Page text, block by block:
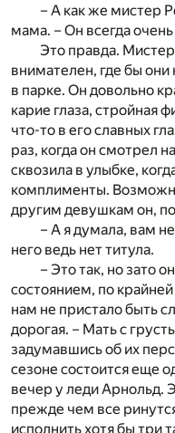
– А как же мистер
мама. – Он всегда
Это правда.
внимателен, где бы они
в парке. Он довольно
карие глаза, стройная
что-то в его славных
раз, когда он смотрел
сквозила в улыбке,
комплименты.
другим девушкам он,
– А я думала, вам
него ведь нет титула.
– Это так, но зато
состоянием, по
нам не пристало быть
дорогая. – Мать с
задумавшись об их
сезоне состоится еще
вечер у леди Арнольд.
прежде чем все
исполнить хотя бы три